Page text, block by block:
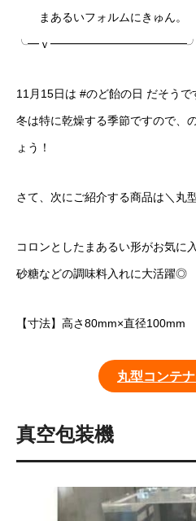
まあるいフォルムにきゅん。
╰━ｖ━━━━━━━━━━━━╯
11月15日は #のど飴の日 だそうで
冬は特に乾燥する季節ですので、
ょう！
さて、次にご紹介する商品は＼丸
コロンとしたまあるい形がお気に
砂糖などの調味料入れに大活躍◎
【寸法】高さ80mm×直径100mm
丸型コンテ
真空包装機